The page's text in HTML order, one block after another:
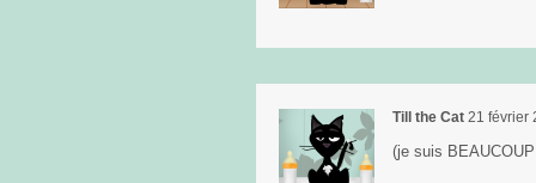
Till the Cat 21 février
(je suis